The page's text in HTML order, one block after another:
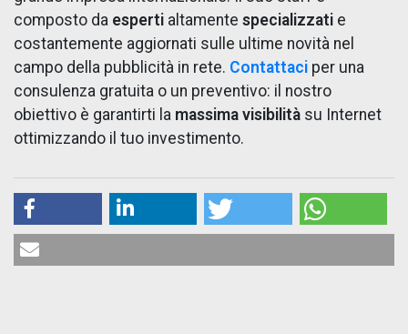
composto da esperti altamente specializzati e
costantemente aggiornati sulle ultime novità nel
campo della pubblicità in rete. Contattaci per una
consulenza gratuita o un preventivo: il nostro
obiettivo è garantirti la massima visibilità su Internet
ottimizzando il tuo investimento.